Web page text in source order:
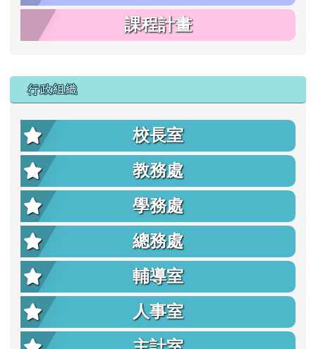
課程計畫
行政組織
校長室
教務處
學務處
總務處
輔導室
人事室